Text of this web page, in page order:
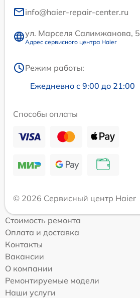
info@haier-repair-center.ru
ул. Марселя Салимжанова, 5
Адрес сервисного центра Haier
Режим работы:
Ежедневно с 9:00 до 21:00
Способы оплаты
© 2026 Сервисный центр Haier
Стоимость ремонта
Оплата и доставка
Контакты
Вакансии
О компании
Ремонтируемые модели
Наши услуги